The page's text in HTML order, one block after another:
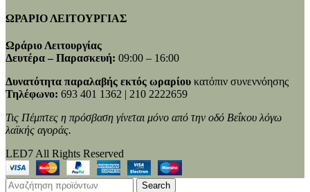
ΩΡΑΡΙΟ ΛΕΙΤΟΥΡΓΙΑΣ
Ωράριο Λειτουργίας
Δευτέρα – Παρασκευή: 09:00 – 16:00
Δυνατότητα παραλαβής εκτός ωραρίου κατόπιν συνεννόησης
Τηλέφωνο: 693 401 1362 | 210 2222659
Τις Πέμπτες η πρόσβαση γίνεται μόνο από την οδό Βεΐκου λόγω
λαϊκής αγοράς.
LED7 All Rights Reserved
Search